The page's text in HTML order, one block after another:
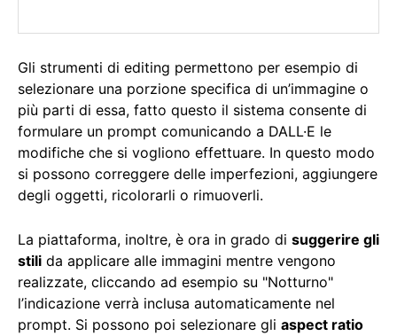
Gli strumenti di editing permettono per esempio di
selezionare una porzione specifica di un’immagine o
più parti di essa, fatto questo il sistema consente di
formulare un prompt comunicando a DALL·E le
modifiche che si vogliono effettuare. In questo modo
si possono correggere delle imperfezioni, aggiungere
degli oggetti, ricolorarli o rimuoverli.
La piattaforma, inoltre, è ora in grado di suggerire gli
stili da applicare alle immagini mentre vengono
realizzate, cliccando ad esempio su "Notturno"
l’indicazione verrà inclusa automaticamente nel
prompt. Si possono poi selezionare gli aspect ratio